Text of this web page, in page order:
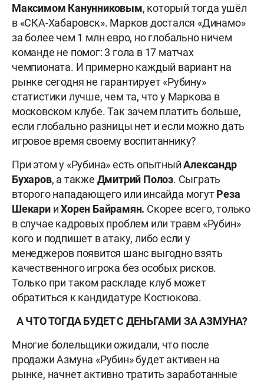
Максимом Канунниковым, который тогда ушёл
в «СКА-Хабаровск». Марков достался «Динамо»
за более чем 1 млн евро, но глобально ничем
команде не помог: 3 гола в 17 матчах
чемпионата. И примерно каждый вариант на
рынке сегодня не гарантирует «Рубину»
статистики лучше, чем та, что у Маркова в
московском клубе. Так зачем платить больше,
если глобально разницы нет и если можно дать
игровое время своему воспитаннику?
При этом у «Рубина» есть опытныйАлександр
Бухаров, а также Дмитрий Полоз. Сыграть
второго нападающего или инсайда могутРеза
ШекарииХорен Байрамян. Скорее всего, только
в случае кадровых проблем или травм «Рубин»
кого и подпишет в атаку, либо если у
менеджеров появится шанс выгодно взять
качественного игрока без особых рисков.
Только при таком раскладе клуб может
обратиться к кандидатуре Костюкова.
А ЧТО ТОГДА БУДЕТ С ДЕНЬГАМИ ЗА АЗМУНА?
Многие болельщики ожидали, что после
продажи Азмуна «Рубин» будет активен на
рынке, начнет активно тратить заработанные